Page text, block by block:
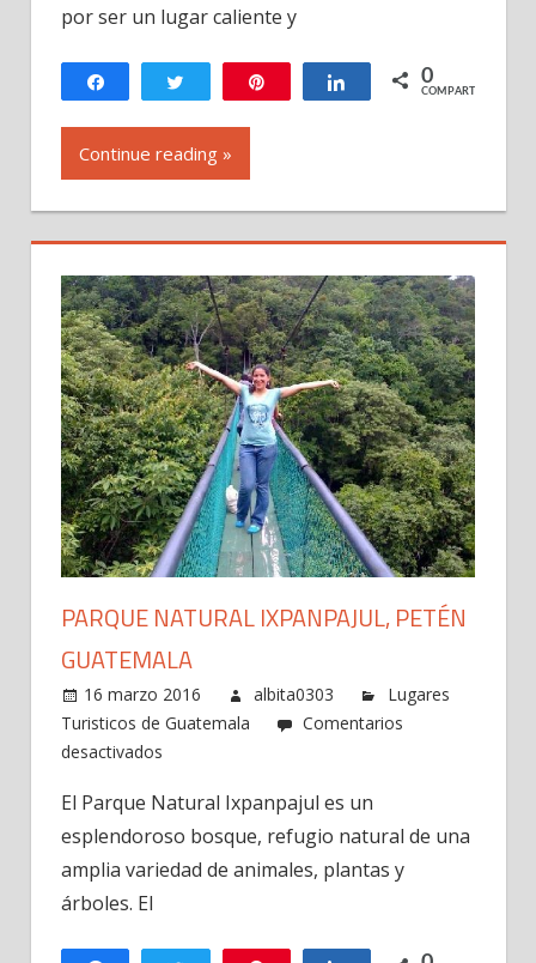
de
Caliente,
El
Estor,
Izabal
Guatemala
por ser un lugar caliente y
Compartir Twittear Compartir
0
COMPARTIR
Continue reading »
PARQUE NATURAL IXPANPAJUL, PETÉN
GUATEMALA
16 marzo 2016 albita0303
Lugares
Turisticos de Guatemala
Comentarios
desactivados
Natural
Ixpanpajul,
Petén
El Parque Natural Ixpanpajul es un
esplendoroso bosque, refugio natural de una
amplia variedad de animales, plantas y
árboles. El